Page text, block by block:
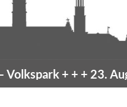
+ + +23.